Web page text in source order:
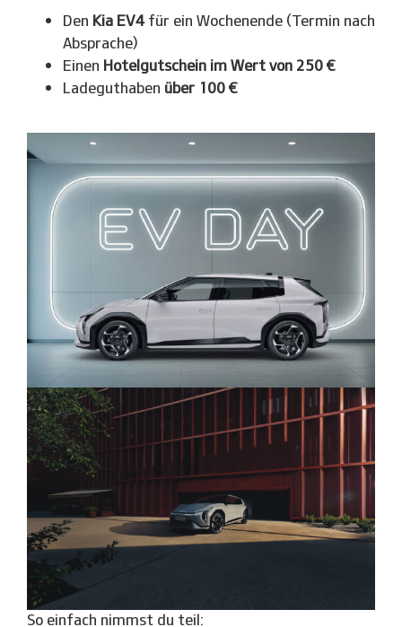
Den Kia EV4für ein Wochenende (Termin nach
Absprache)
Einen Hotelgutschein im Wert von 250 €
Ladeguthaben über 100 €
So einfach nimmst du teil: